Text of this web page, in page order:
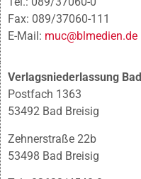
Fax: 089/37060-111
E-Mail: muc@blmedien.de
Verlagsniederlassung
Postfach 1363
53492 Bad Breisig
Zehnerstraße 22b
53498 Bad Breisig